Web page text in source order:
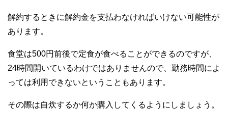
解約するときに解約金を支払わなければいけない可能性が
あります。
食堂は500円前後で定食が食べることができるのですが、
24時間開いているわけではありませんので、勤務時間によ
っては利用できないということもあります。
その際は自炊するか何か購入してくるようにしましょう。